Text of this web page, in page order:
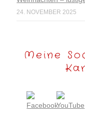
24. NOVEMBER 2025
Meine